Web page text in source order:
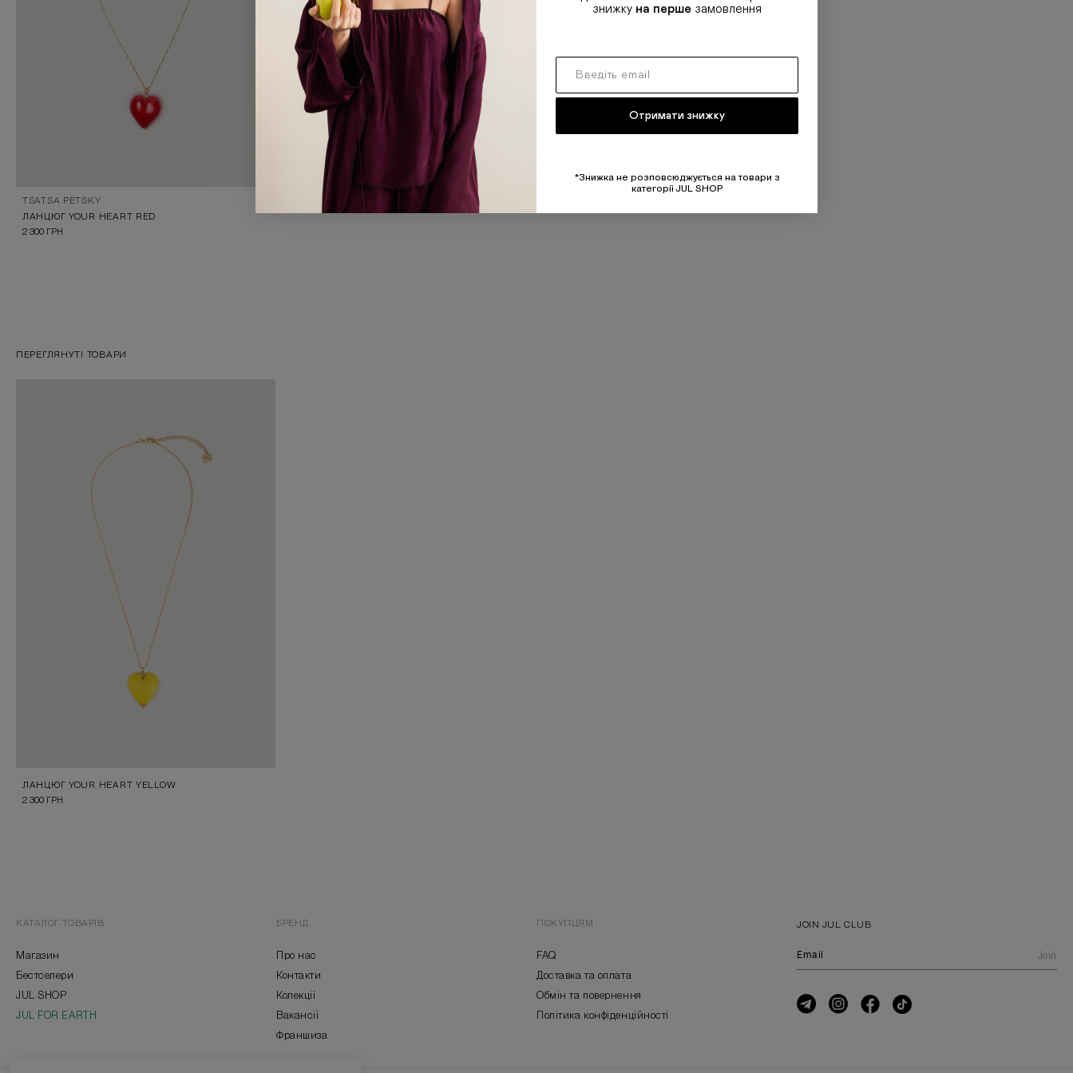
TSATSA PETSKY
ЛАНЦЮГ YOUR HEART RED
2 300 ГРН
ПЕРЕГЛЯНУТІ ТОВАРИ
ЛАНЦЮГ YOUR HEART YELLOW
2 300 ГРН
КАТАЛОГ ТОВАРІВ
Магазин
Бестселери
JUL SHOP
JUL FOR EARTH
БРЕНД
Про нас
Контакти
Колекції
Вакансії
Франшиза
ПОКУПЦЯМ
FAQ
Доставка та оплата
Обмін та повернення
Політика конфіденційності
JOIN JUL CLUB
Join
знижку на перше замовлення
Отримати знижку
*Знижка не розповсюджується на товари з
категорії JUL SHOP